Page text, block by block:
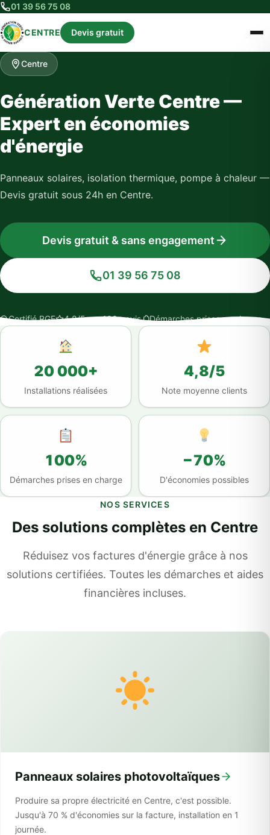
01 39 56 75 08
CENTRE Devis gratuit
Centre
Génération Verte Centre —
Expert en économies
d'énergie
Panneaux solaires, isolation thermique, pompe à chaleur —
Devis gratuit sous 24h en Centre.
Devis gratuit & sans engagement
01 39 56 75 08
Certifié RGE 4,8/5 sur 100+ avis Démarches prises en charge
20 000+
Installations réalisées
4,8/5
Note moyenne clients
100%
Démarches prises en charge
−70%
D'économies possibles
NOS SERVICES
Des solutions complètes en Centre
Réduisez vos factures d'énergie grâce à nos
solutions certifiées. Toutes les démarches et aides
financières incluses.
Panneaux solaires photovoltaïques
Produire sa propre électricité en Centre, c'est possible.
Jusqu'à 70 % d'économies sur la facture, installation en 1
journée.